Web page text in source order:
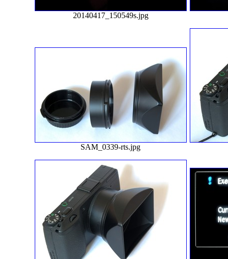
20140417_150549s.jpg
SAM_0339-rts.jpg